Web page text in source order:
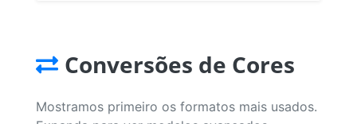
Conversões de Cores
Mostramos primeiro os formatos mais usados.